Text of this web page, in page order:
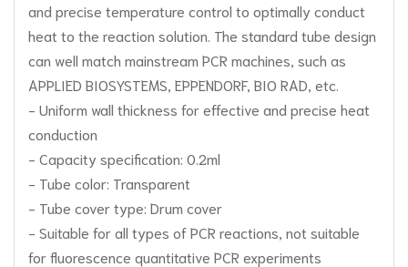
and precise temperature control to optimally conduct
heat to the reaction solution. The standard tube design
can well match mainstream PCR machines, such as
APPLIED BIOSYSTEMS, EPPENDORF, BIO RAD, etc.
- Uniform wall thickness for effective and precise heat
conduction
- Capacity specification: 0.2ml
- Tube color: Transparent
- Tube cover type: Drum cover
- Suitable for all types of PCR reactions, not suitable
for fluorescence quantitative PCR experiments